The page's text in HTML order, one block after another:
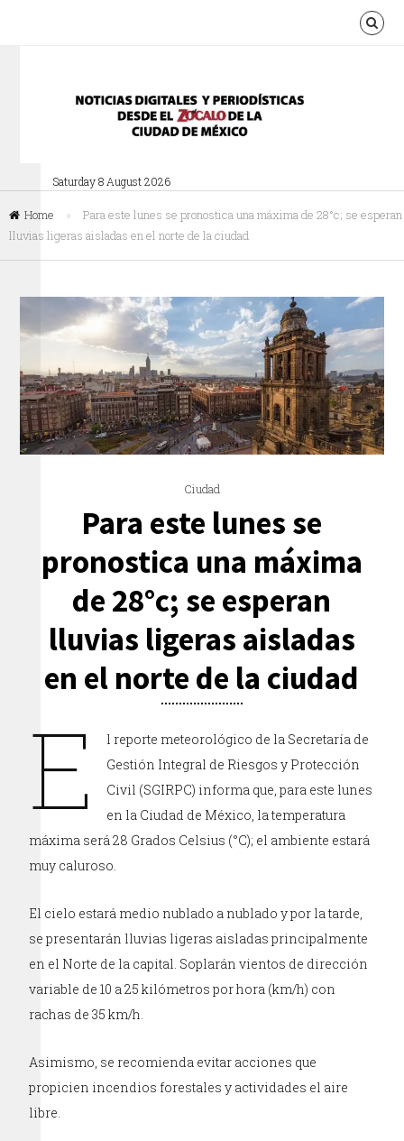
Saturday 8 August 2026
Home »
Para este lunes se pronostica una máxima de 28°c; se esperan
lluvias ligeras aisladas en el norte de la ciudad
Ciudad
Para este lunes se
pronostica una máxima
de 28°c; se esperan
lluvias ligeras aisladas
en el norte de la ciudad
E
l reporte meteorológico de la Secretaría de
Gestión Integral de Riesgos y Protección
Civil (SGIRPC) informa que, para este lunes
en la Ciudad de México, la temperatura
máxima será 28 Grados Celsius (°C); el ambiente estará
muy caluroso.
El cielo estará medio nublado a nublado y por la tarde,
se presentarán lluvias ligeras aisladas principalmente
en el Norte de la capital. Soplarán vientos de dirección
variable de 10 a 25 kilómetros por hora (km/h) con
rachas de 35 km/h.
Asimismo, se recomienda evitar acciones que
propicien incendios forestales y actividades el aire
libre.